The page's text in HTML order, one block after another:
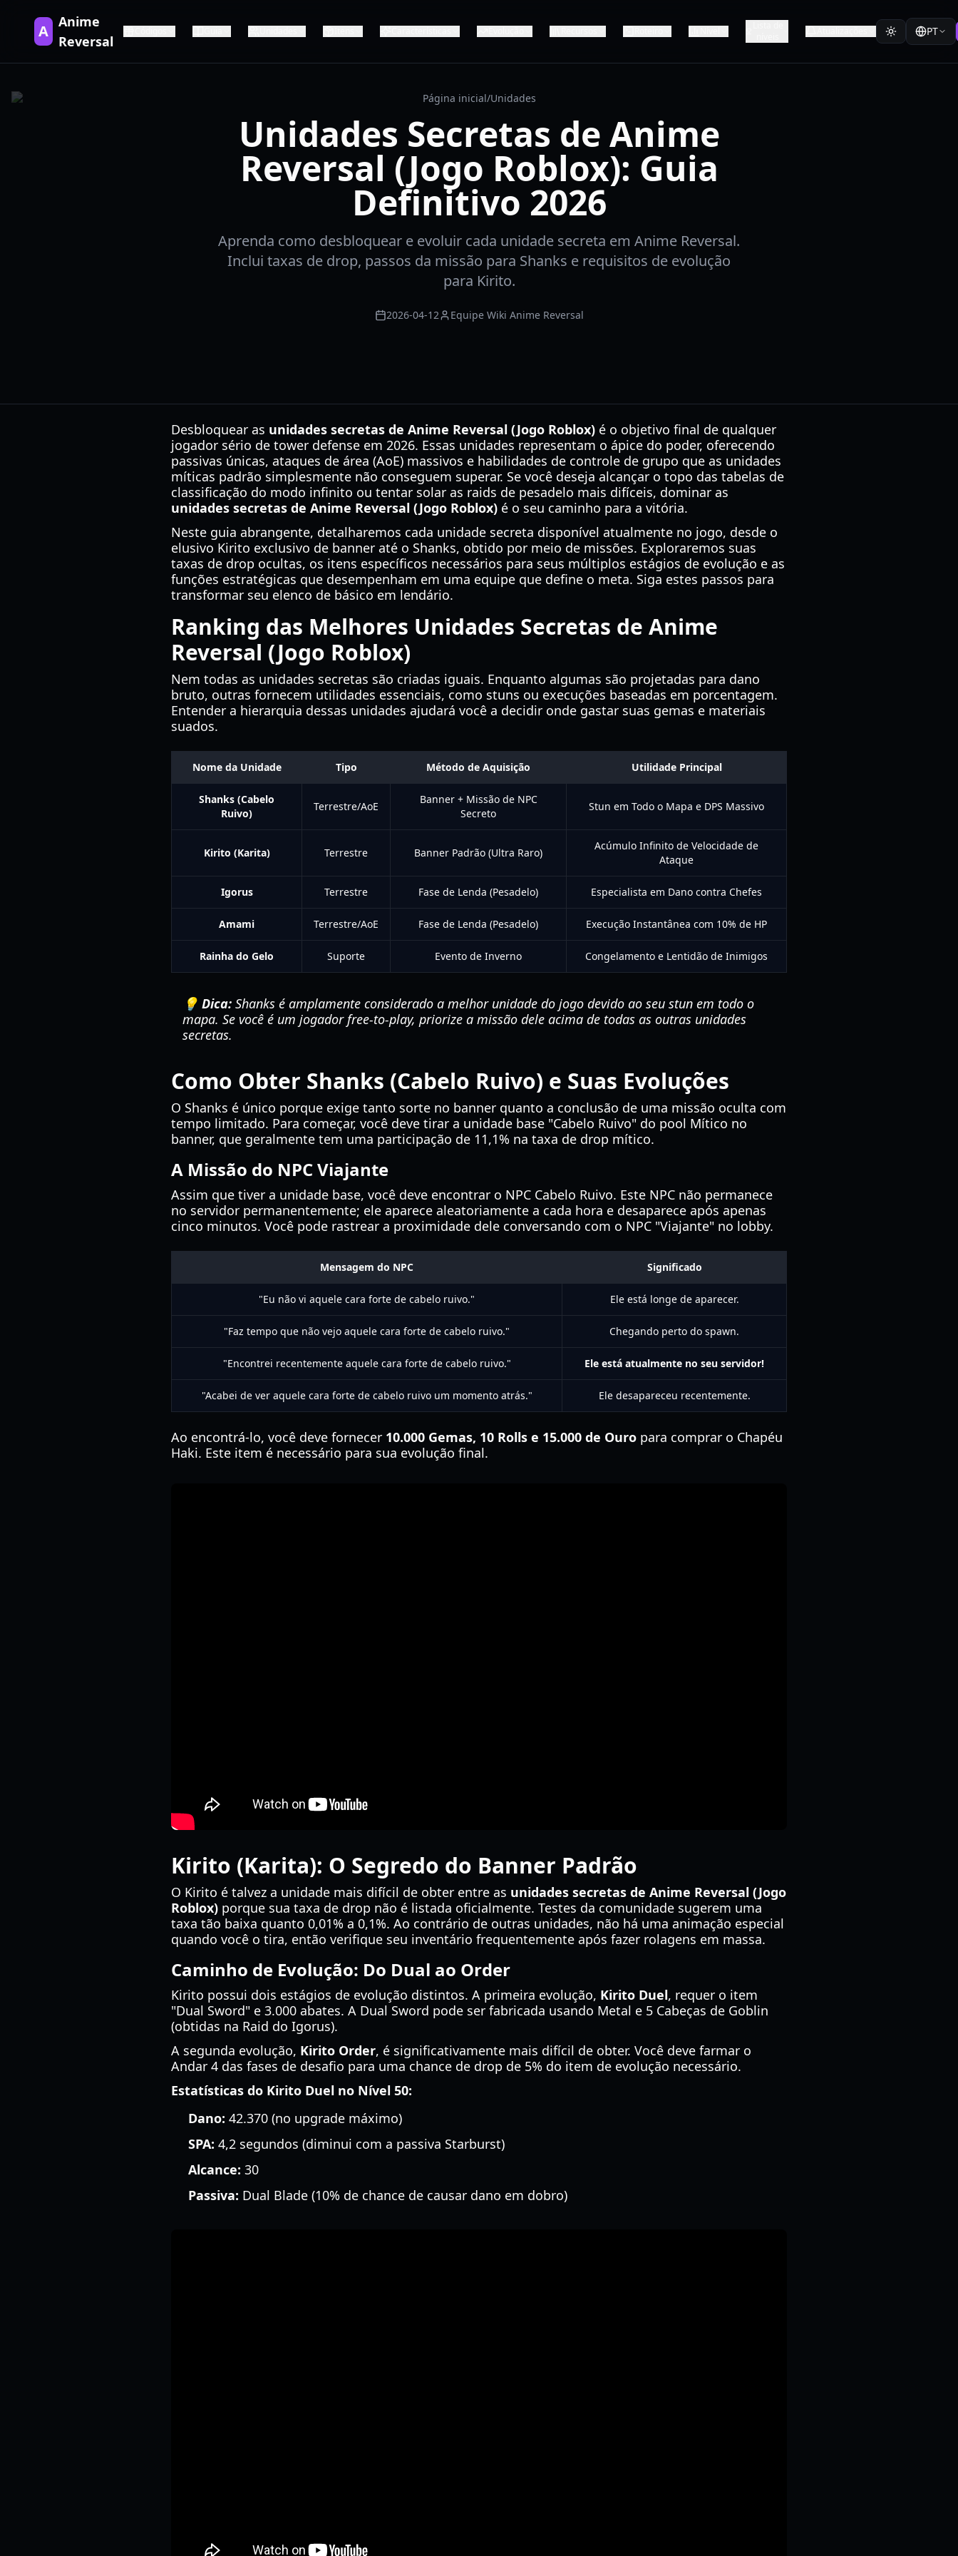
A Anime
Reversal
PT
Página inicial/Unidades
Unidades Secretas de Anime
Reversal (Jogo Roblox): Guia
Definitivo 2026
Aprenda como desbloquear e evoluir cada unidade secreta em Anime Reversal.
Inclui taxas de drop, passos da missão para Shanks e requisitos de evolução
para Kirito.
2026-04-12 Equipe Wiki Anime Reversal
Desbloquear as unidades secretas de Anime Reversal (Jogo Roblox) é o objetivo final de qualquer
jogador sério de tower defense em 2026. Essas unidades representam o ápice do poder, oferecendo
passivas únicas, ataques de área (AoE) massivos e habilidades de controle de grupo que as unidades
míticas padrão simplesmente não conseguem superar. Se você deseja alcançar o topo das tabelas de
classificação do modo infinito ou tentar solar as raids de pesadelo mais difíceis, dominar as
unidades secretas de Anime Reversal (Jogo Roblox) é o seu caminho para a vitória.
Neste guia abrangente, detalharemos cada unidade secreta disponível atualmente no jogo, desde o
elusivo Kirito exclusivo de banner até o Shanks, obtido por meio de missões. Exploraremos suas
taxas de drop ocultas, os itens específicos necessários para seus múltiplos estágios de evolução e as
funções estratégicas que desempenham em uma equipe que define o meta. Siga estes passos para
transformar seu elenco de básico em lendário.
Ranking das Melhores Unidades Secretas de Anime
Reversal (Jogo Roblox)
Nem todas as unidades secretas são criadas iguais. Enquanto algumas são projetadas para dano
bruto, outras fornecem utilidades essenciais, como stuns ou execuções baseadas em porcentagem.
Entender a hierarquia dessas unidades ajudará você a decidir onde gastar suas gemas e materiais
suados.
Nome da Unidade Tipo Método de Aquisição Utilidade Principal
Shanks (Cabelo
Ruivo)
Terrestre/AoE
Banner + Missão de NPC
Secreto
Stun em Todo o Mapa e DPS Massivo
Kirito (Karita) Terrestre Banner Padrão (Ultra Raro)
Acúmulo Infinito de Velocidade de
Ataque
Igorus Terrestre Fase de Lenda (Pesadelo) Especialista em Dano contra Chefes
Amami Terrestre/AoE Fase de Lenda (Pesadelo) Execução Instantânea com 10% de HP
Rainha do Gelo Suporte Evento de Inverno Congelamento e Lentidão de Inimigos
💡 Dica: Shanks é amplamente considerado a melhor unidade do jogo devido ao seu stun em todo o
mapa. Se você é um jogador free-to-play, priorize a missão dele acima de todas as outras unidades
secretas.
Como Obter Shanks (Cabelo Ruivo) e Suas Evoluções
O Shanks é único porque exige tanto sorte no banner quanto a conclusão de uma missão oculta com
tempo limitado. Para começar, você deve tirar a unidade base "Cabelo Ruivo" do pool Mítico no
banner, que geralmente tem uma participação de 11,1% na taxa de drop mítico.
A Missão do NPC Viajante
Assim que tiver a unidade base, você deve encontrar o NPC Cabelo Ruivo. Este NPC não permanece
no servidor permanentemente; ele aparece aleatoriamente a cada hora e desaparece após apenas
cinco minutos. Você pode rastrear a proximidade dele conversando com o NPC "Viajante" no lobby.
Mensagem do NPC Significado
"Eu não vi aquele cara forte de cabelo ruivo." Ele está longe de aparecer.
"Faz tempo que não vejo aquele cara forte de cabelo ruivo." Chegando perto do spawn.
"Encontrei recentemente aquele cara forte de cabelo ruivo." Ele está atualmente no seu servidor!
"Acabei de ver aquele cara forte de cabelo ruivo um momento atrás." Ele desapareceu recentemente.
Ao encontrá-lo, você deve fornecer 10.000 Gemas, 10 Rolls e 15.000 de Ouro para comprar o Chapéu
Haki. Este item é necessário para sua evolução final.
Kirito (Karita): O Segredo do Banner Padrão
O Kirito é talvez a unidade mais difícil de obter entre as unidades secretas de Anime Reversal (Jogo
Roblox) porque sua taxa de drop não é listada oficialmente. Testes da comunidade sugerem uma
taxa tão baixa quanto 0,01% a 0,1%. Ao contrário de outras unidades, não há uma animação especial
quando você o tira, então verifique seu inventário frequentemente após fazer rolagens em massa.
Caminho de Evolução: Do Dual ao Order
Kirito possui dois estágios de evolução distintos. A primeira evolução, Kirito Duel, requer o item
"Dual Sword" e 3.000 abates. A Dual Sword pode ser fabricada usando Metal e 5 Cabeças de Goblin
(obtidas na Raid do Igorus).
A segunda evolução, Kirito Order, é significativamente mais difícil de obter. Você deve farmar o
Andar 4 das fases de desafio para uma chance de drop de 5% do item de evolução necessário.
Estatísticas do Kirito Duel no Nível 50:
Dano: 42.370 (no upgrade máximo)
SPA: 4,2 segundos (diminui com a passiva Starburst)
Alcance: 30
Passiva: Dual Blade (10% de chance de causar dano em dobro)